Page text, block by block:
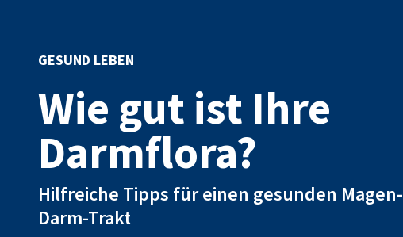
GESUND LEBEN
Wie gut ist Ihre
Darmflora?
Hilfreiche Tipps für einen gesunden Magen-
Darm-Trakt